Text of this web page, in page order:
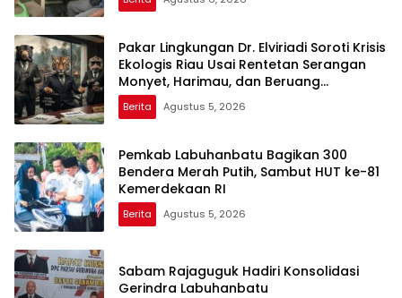
Pakar Lingkungan Dr. Elviriadi Soroti Krisis
Ekologis Riau Usai Rentetan Serangan
Monyet, Harimau, dan Beruang
Terhadap Warga
Berita Agustus 5, 2026
Pemkab Labuhanbatu Bagikan 300
Bendera Merah Putih, Sambut HUT ke-81
Kemerdekaan RI
Berita Agustus 5, 2026
Sabam Rajaguguk Hadiri Konsolidasi
Gerindra Labuhanbatu